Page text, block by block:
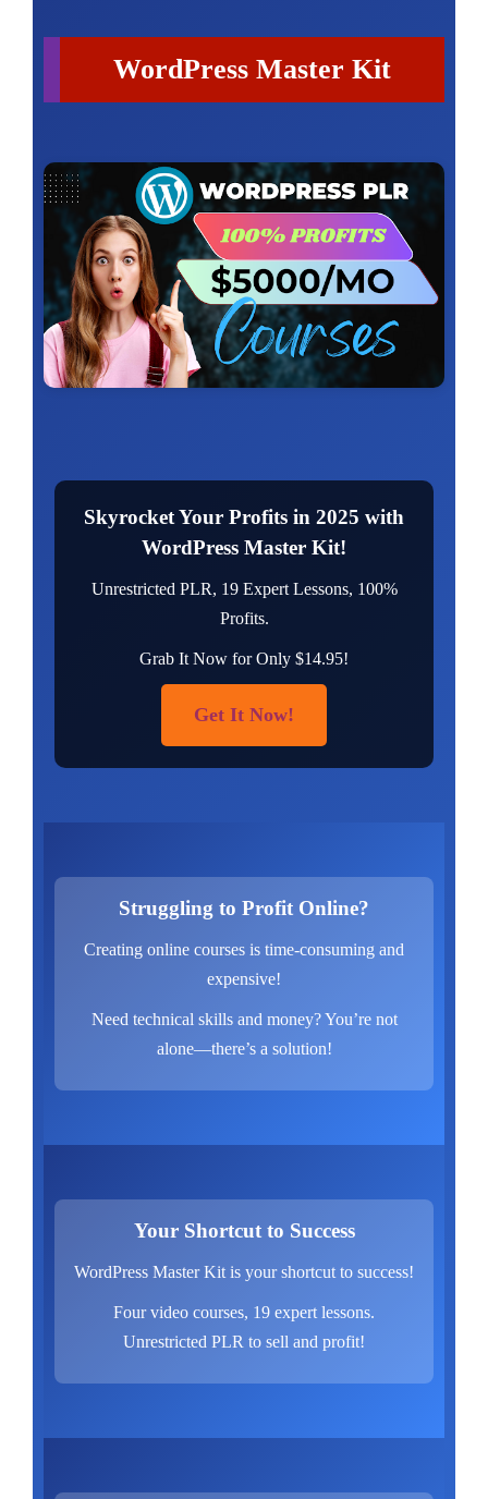
WordPress Master Kit
Skyrocket Your Profits in 2025 with
WordPress Master Kit!
Unrestricted PLR, 19 Expert Lessons, 100%
Profits.
Grab It Now for Only $14.95!
Get It Now!
Struggling to Profit Online?
Creating online courses is time-consuming and
expensive!
Need technical skills and money? You’re not
alone—there’s a solution!
Your Shortcut to Success
WordPress Master Kit is your shortcut to success!
Four video courses, 19 expert lessons.
Unrestricted PLR to sell and profit!